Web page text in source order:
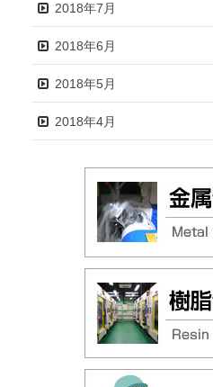
2018年7月
2018年6月
2018年5月
2018年4月